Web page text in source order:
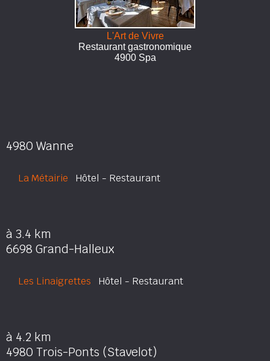
L'Art de Vivre
Restaurant gastronomique
4900 Spa
4980 Wanne
La Métairie Hôtel - Restaurant
à 3.4 km
6698 Grand-Halleux
Les Linaigrettes Hôtel - Restaurant
à 4.2 km
4980 Trois-Ponts (Stavelot)